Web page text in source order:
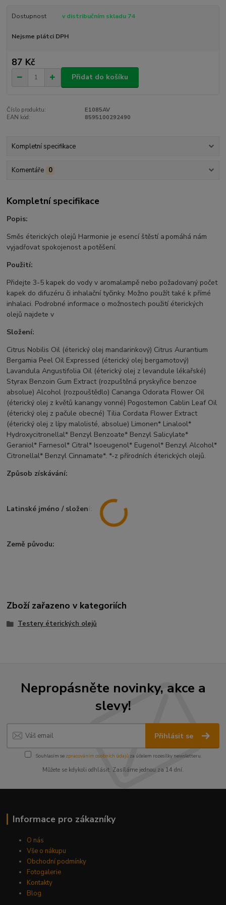
Dostupnost v distribučním skladu 74
Nejsme plátci DPH
87 Kč
Přidat do košíku
Číslo produktu:
E1085AV
EAN kód:
8595100292490
Kompletní specifikace
Komentáře 0
Kompletní specifikace
Popis:
Směs éterických olejů Harmonie je esencí štěstí a pomáhá nám
vyjadřovat spokojenost a potěšení.
Použití:
Přidejte 3-5 kapek do vody v aromalampě nebo požadovaný počet
kapek do difuzéru či inhalační tyčinky. Možno použít také k přímé
inhalaci. Podrobné informace o možnostech použití éterických
olejů najdete v
Složení:
Citrus Nobilis Oil (éterický olej mandarinkový) Citrus Aurantium
Bergamia Peel Oil Expressed (éterický olej bergamotový)
Lavandula Angustifolia Oil (éterický olej z levandule lékařské)
Styrax Benzoin Gum Extract (rozpuštěná pryskyřice benzoe
absolue) Alcohol (rozpouštědlo) Cananga Odorata Flower Oil
(éterický olej z květů kanangy vonné) Pogostemon Cablin Leaf Oil
(éterický olej z pačule obecné) Tilia Cordata Flower Extract
(éterický olej z lípy malolisté, absolue) Limonen* Linalool*
Hydroxycitronellal* Benzyl Benzoate* Benzyl Salicylate*
Geraniol* Farnesol* Citral* Isoeugenol* Eugenol* Benzyl Alcohol*
Citronellal* Benzyl Cinnamate*. *-z přírodních éterických olejů.
Způsob získávání:
Latinské jméno / složení:
Země původu:
Zboží zařazeno v kategoriích
Testery éterických olejů
Nepropásněte novinky, akce a
slevy!
Přihlásit se
Souhlasím se zpracováním osobních údajůza účelem rozesílky newsletteru.
Můžete se kdykoli odhlásit. Zasíláme jednou za 14 dní.
Informace pro zákazníky
O nás
Vše o nákupu
Obchodní podmínky
Fotogalerie
Kontakty
Blog